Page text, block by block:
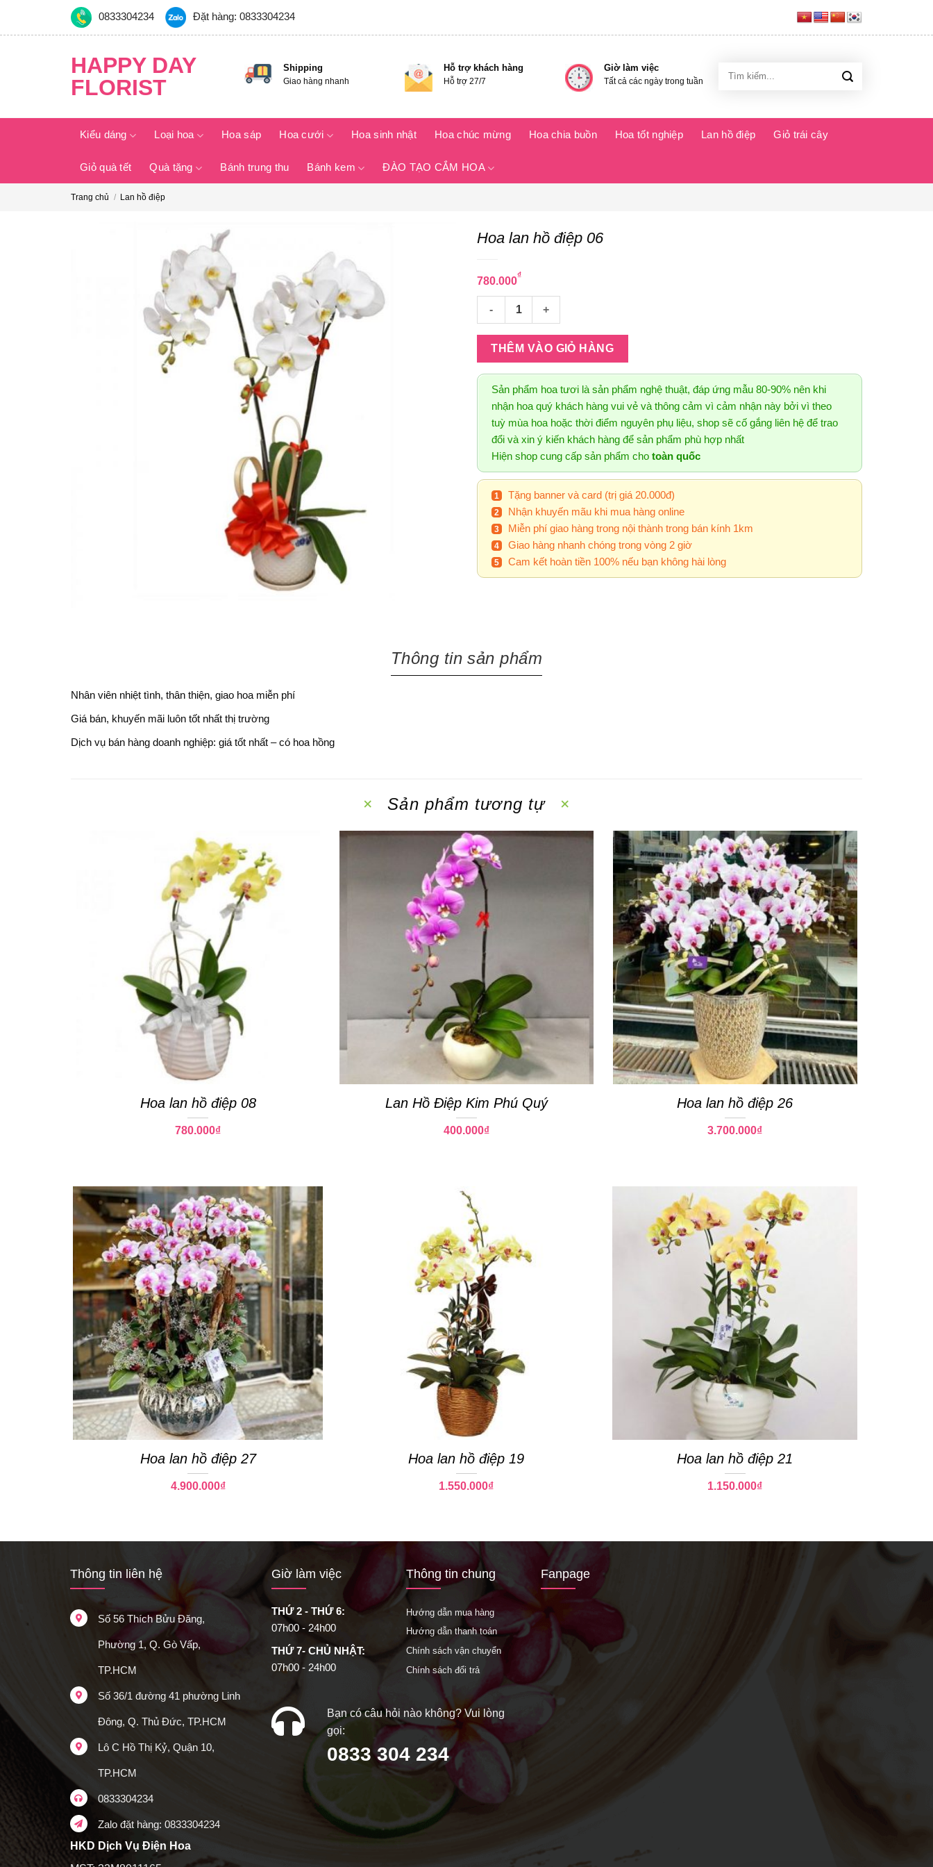
0833304234 Đặt hàng: 0833304234
HAPPY DAY
FLORIST
Shipping
Giao hàng nhanh
Hỗ trợ khách hàng
Hỗ trợ 27/7
Giờ làm việc
Tất cả các ngày trong tuần
kiếm:
Kiểu dáng Loại hoa Hoa sáp Hoa cưới Hoa sinh nhật Hoa chúc mừng Hoa chia buồn Hoa tốt nghiệp Lan hồ điệp Giỏ trái cây
Giỏ quà tết Quà tặng Bánh trung thu Bánh kem ĐÀO TẠO CẮM HOA
Trang chủ / Lan hồ điệp
Hoa lan hồ điệp 06
780.000₫
Hoa lan hồ điệp 06 số lượng
THÊM VÀO GIỎ HÀNG
Sản phẩm hoa tươi là sản phẩm nghệ thuật, đáp ứng mẫu 80-90% nên khi
nhận hoa quý khách hàng vui vẻ và thông cảm vì cảm nhận này bởi vì theo
tuỳ mùa hoa hoặc thời điểm nguyên phụ liệu, shop sẽ cố gắng liên hệ để trao
đổi và xin ý kiến khách hàng để sản phẩm phù hợp nhất
Hiện shop cung cấp sản phẩm cho toàn quốc
Tặng banner và card (trị giá 20.000đ)
Nhận khuyến mãu khi mua hàng online
Miễn phí giao hàng trong nội thành trong bán kính 1km
Giao hàng nhanh chóng trong vòng 2 giờ
Cam kết hoàn tiền 100% nếu bạn không hài lòng
Thông tin sản phẩm
Nhân viên nhiệt tình, thân thiện, giao hoa miễn phí
Giá bán, khuyến mãi luôn tốt nhất thị trường
Dịch vụ bán hàng doanh nghiệp: giá tốt nhất – có hoa hồng
Sản phẩm tương tự
Hoa lan hồ điệp 08
780.000₫
Lan Hồ Điệp Kim Phú Quý
400.000₫
Hoa lan hồ điệp 26
3.700.000₫
Hoa lan hồ điệp 27
4.900.000₫
Hoa lan hồ điệp 19
1.550.000₫
Hoa lan hồ điệp 21
1.150.000₫
Thông tin liên hệ
Số 56 Thích Bửu Đăng,
Phường 1, Q. Gò Vấp,
TP.HCM
Số 36/1 đường 41 phường Linh
Đông, Q. Thủ Đức, TP.HCM
Lô C Hồ Thị Kỷ, Quận 10,
TP.HCM
0833304234
Zalo đặt hàng: 0833304234
HKD Dịch Vụ Điện Hoa
Giờ làm việc
THỨ 2 - THỨ 6:
07h00 - 24h00
THỨ 7- CHỦ NHẬT:
07h00 - 24h00
Thông tin chung
Hướng dẫn mua hàng
Hướng dẫn thanh toán
Chính sách vận chuyển
Chính sách đổi trả
Bạn có câu hỏi nào không? Vui lòng
gọi:
0833 304 234
Fanpage